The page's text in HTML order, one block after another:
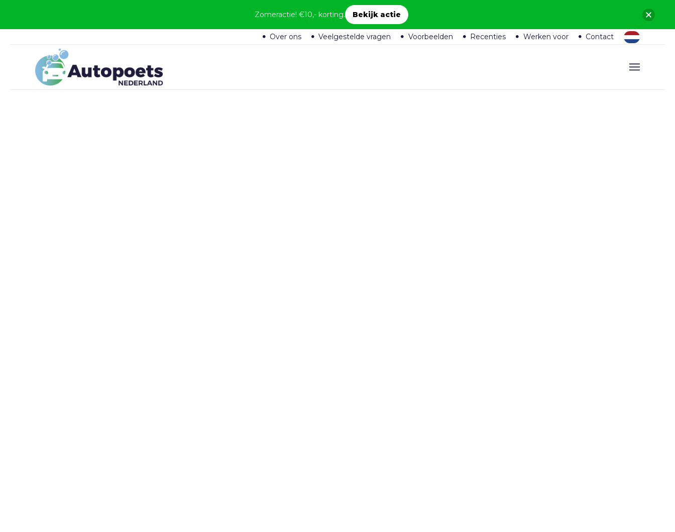
Over ons Veelgestelde vragen Voorbeelden Recenties Werken voor Contact
Zomeractie! €10,- korting. Bekijk actie